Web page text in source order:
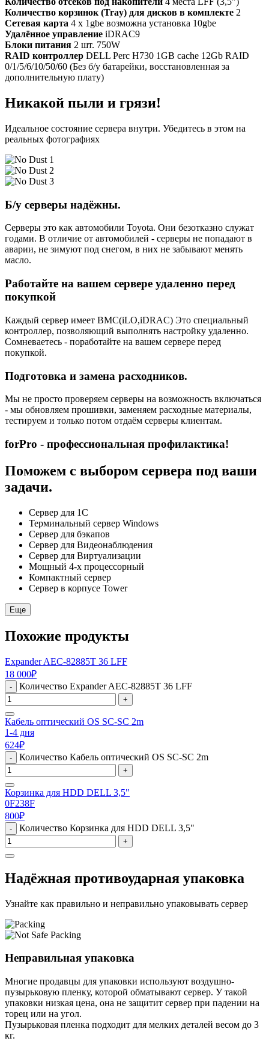
Количество корзинок (Tray) для дисков в комплекте 2
Сетевая карта 4 x 1gbe возможна установка 10gbe
Удалённое управление iDRAC9
Блоки питания 2 шт. 750W
RAID контроллер DELL Perc H730 1GB cache 12Gb RAID
0/1/5/6/10/50/60 (Без б/у батарейки, восстановленная за
дополнительную плату)
Никакой пыли и грязи!
Идеальное состояние сервера внутри. Убедитесь в этом на
реальных фотографиях
Б/у серверы надёжны.
Серверы это как автомобили Toyota. Они безотказно служат
годами. В отличие от автомобилей - серверы не попадают в
аварии, не зимуют под снегом, в них не забывают менять
масло.
Работайте на вашем сервере удаленно перед
покупкой
Каждый сервер имеет BMC(iLO,iDRAC) Это специальный
контроллер, позволяющий выполнять настройку удаленно.
Сомневаетесь - поработайте на вашем сервере перед
покупкой.
Подготовка и замена расходников.
Мы не просто проверяем серверы на возможность включаться
- мы обновляем прошивки, заменяем расходные материалы,
тестируем и только потом отдаём серверы клиентам.
forPro - профессиональная профилактика!
Поможем с выбором сервера под ваши
задачи.
Сервер для 1С
Терминальный сервер Windows
Сервер для бэкапов
Сервер для Видеонаблюдения
Сервер для Виртуализации
Мощный 4-х процессорный
Компактный сервер
Сервер в корпусе Tower
Еще
Похожие продукты
Expander AEC-82885T 36 LFF
18 000₽
- Количество Expander AEC-82885T 36 LFF
+
Кабель оптический OS SC-SC 2m
1-4 дня
624₽
- Количество Кабель оптический OS SC-SC 2m
+
Корзинка для HDD DELL 3,5"
0F238F
800₽
- Количество Корзинка для HDD DELL 3,5"
+
Надёжная противоударная упаковка
Узнайте как правильно и неправильно упаковывать сервер
Неправильная упаковка
Многие продавцы для упаковки используют воздушно-
пузырьковую пленку, которой обматывают сервер. У такой
упаковки низкая цена, она не защитит сервер при падении на
торец или на угол.
Пузырьковая пленка подходит для мелких деталей весом до 3
кг.